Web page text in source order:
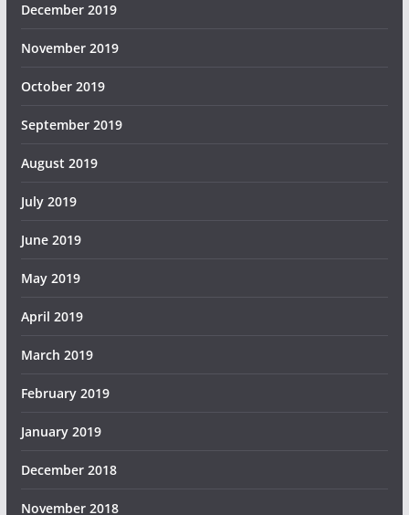
December 2019
November 2019
October 2019
September 2019
August 2019
July 2019
June 2019
May 2019
April 2019
March 2019
February 2019
January 2019
December 2018
November 2018